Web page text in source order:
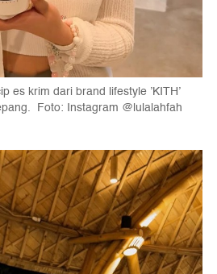
es krim dari brand lifestyle ’KITH’
Foto: Instagram @lulalahfah